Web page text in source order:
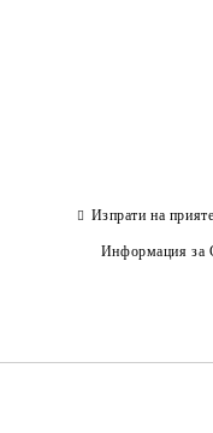
Изпрати на
Информация за